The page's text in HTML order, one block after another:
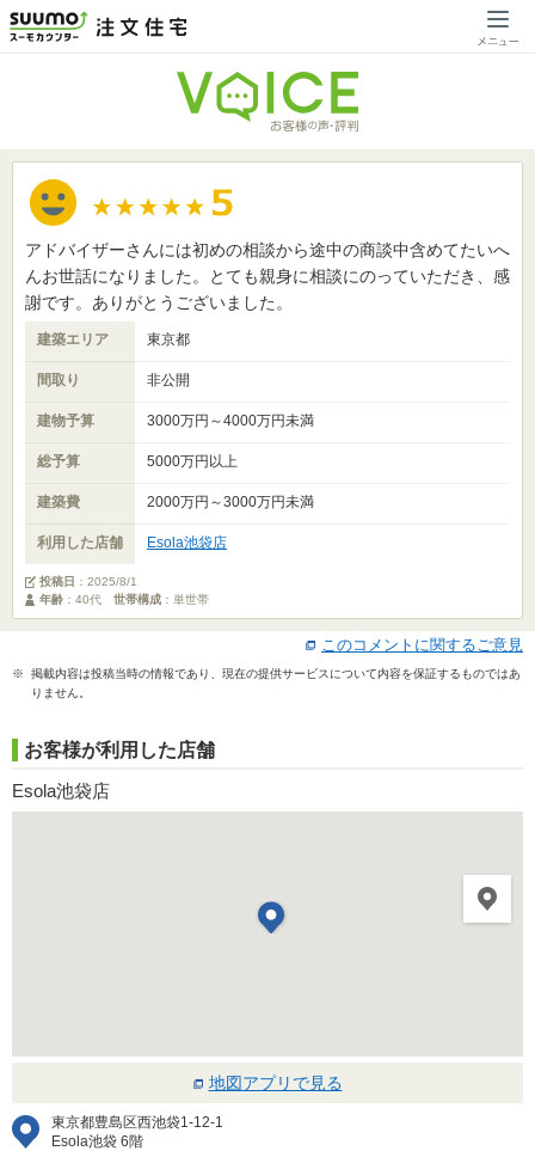
アドバイザーさんには初めの相談から途中の商談中含めてたいへ
んお世話になりました。とても親身に相談にのっていただき、感
謝です。ありがとうございました。
建築エリア 東京都
間取り 非公開
建物予算 3000万円～4000万円未満
総予算 5000万円以上
建築費 2000万円～3000万円未満
利用した店舗 Esola池袋店
投稿日 ： 2025/8/1
年齢 ：40代 世帯構成 ：単世帯
このコメントに関するご意見
※ 掲載内容は投稿当時の情報であり、現在の提供サービスについて内容を保証するものではあ
りません。
お客様が利用した店舗
Esola池袋店
地図アプリで見る
東京都豊島区西池袋1-12-1
Esola池袋 6階